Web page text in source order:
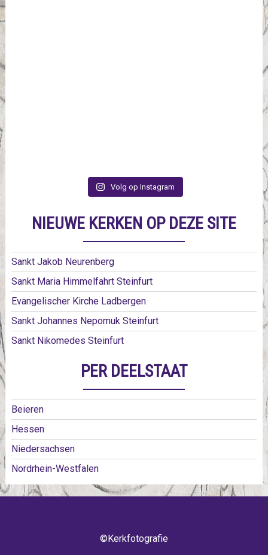
Volg op Instagram
NIEUWE KERKEN OP DEZE SITE
Sankt Jakob Neurenberg
Sankt Maria Himmelfahrt Steinfurt
Evangelischer Kirche Ladbergen
Sankt Johannes Nepomuk Steinfurt
Sankt Nikomedes Steinfurt
PER DEELSTAAT
Beieren
Hessen
Niedersachsen
Nordrhein-Westfalen
©Kerkfotografie